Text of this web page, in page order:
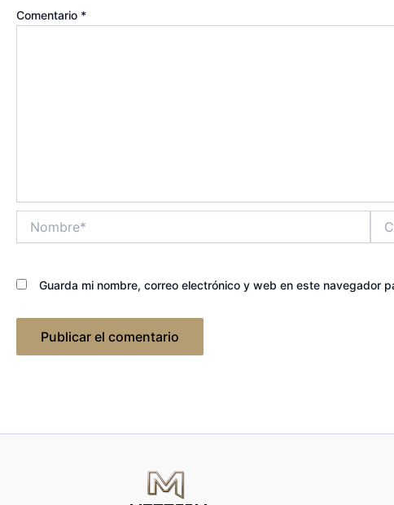
Comentario *
Guarda mi nombre, correo electrónico y web en este navegador